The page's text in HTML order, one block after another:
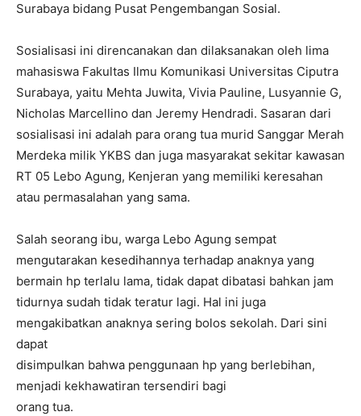
Surabaya bidang Pusat Pengembangan Sosial.
Sosialisasi ini direncanakan dan dilaksanakan oleh lima
mahasiswa Fakultas Ilmu Komunikasi Universitas Ciputra
Surabaya, yaitu Mehta Juwita, Vivia Pauline, Lusyannie G,
Nicholas Marcellino dan Jeremy Hendradi. Sasaran dari
sosialisasi ini adalah para orang tua murid Sanggar Merah
Merdeka milik YKBS dan juga masyarakat sekitar kawasan
RT 05 Lebo Agung, Kenjeran yang memiliki keresahan
atau permasalahan yang sama.
Salah seorang ibu, warga Lebo Agung sempat
mengutarakan kesedihannya terhadap anaknya yang
bermain hp terlalu lama, tidak dapat dibatasi bahkan jam
tidurnya sudah tidak teratur lagi. Hal ini juga
mengakibatkan anaknya sering bolos sekolah. Dari sini
dapat
disimpulkan bahwa penggunaan hp yang berlebihan,
menjadi kekhawatiran tersendiri bagi
orang tua.